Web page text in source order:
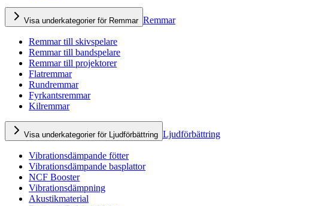
Visa underkategorier för Remmar Remmar
Remmar till skivspelare
Remmar till bandspelare
Remmar till projektorer
Flatremmar
Rundremmar
Fyrkantsremmar
Kilremmar
Visa underkategorier för Ljudförbättring Ljudförbättring
Vibrationsdämpande fötter
Vibrationsdämpande basplattor
NCF Booster
Vibrationsdämpning
Akustikmaterial